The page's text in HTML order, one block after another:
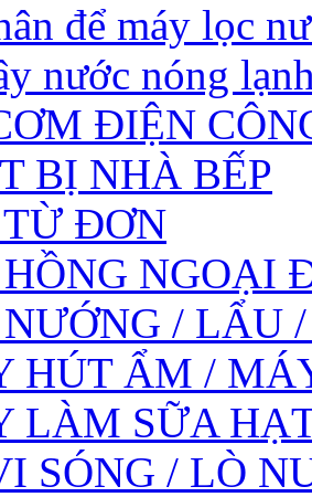
để máy lọc
nước nóng
ĐIỆN
BỊ NHÀ BẾP
TỪ ĐƠN
HỒNG NGOẠI
NƯỚNG / LẨU
HÚT ẨM /
LÀM SỮA
SÓNG / LÒ